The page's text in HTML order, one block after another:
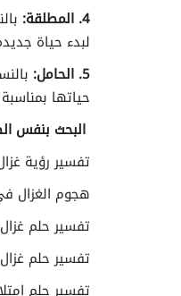
4. المطلقة:
لبدء حياة
5. الحامل:
حياتها
البحث بنفس
تفسير رؤية
هجوم الغزال
تفسير حلم غزال
تفسير حلم
تفسير حلم